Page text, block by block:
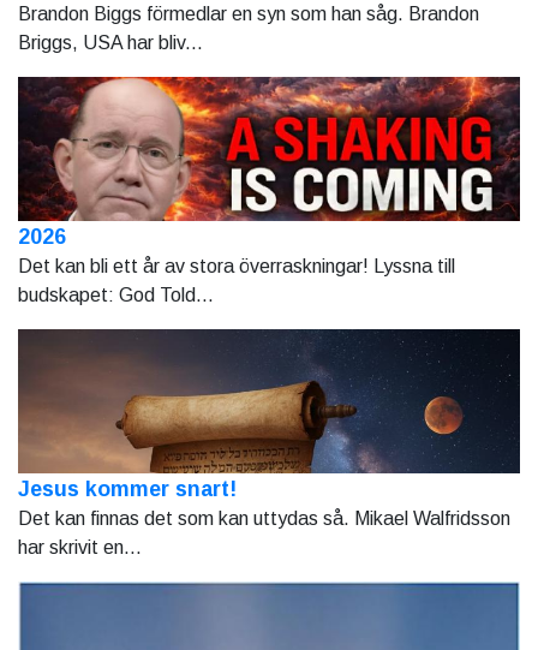
Brandon Biggs förmedlar en syn som han såg. Brandon
Briggs, USA har bliv...
2026
Det kan bli ett år av stora överraskningar! Lyssna till
budskapet: God Told...
Jesus kommer snart!
Det kan finnas det som kan uttydas så. Mikael Walfridsson
har skrivit en...